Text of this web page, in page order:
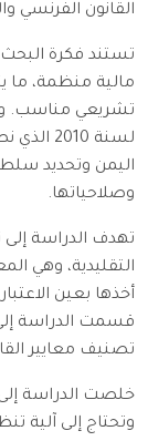
القانون الفرنسي
تستند فكرة
مالية منظمة، ما
لسنة
اليمن وتحديد
وصلاحياتها.
تهدف الدراسة
التقليدية، وهي
أخذها بعين
قسمت الدراسة
تصنيف معايير
خلصت الدراسة إلى
وتحتاج إلى آلية